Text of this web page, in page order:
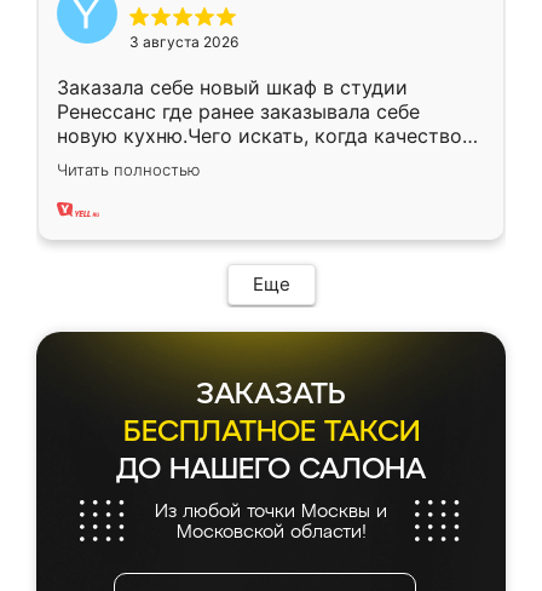
3 августа 2026
Заказала себе новый шкаф в студии
Ренессанс где ранее заказывала себе
новую кухню.Чего искать, когда качеством
вполне довольна. Служит кухня уже почти
два года, нареканий нет.
Читать полностью
Еще
ЗАКАЗАТЬ
БЕСПЛАТНОЕ ТАКСИ
ДО НАШЕГО САЛОНА
Из любой точки Москвы и
Московской области!